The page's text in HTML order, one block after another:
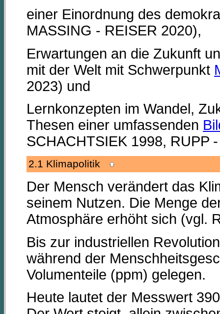
einer Einordnung des
MASSING - REISER 2020),
Erwartungen an die Zukunft
mit der Welt mit Schwerpunkt
2023) und
Lernkonzepten im Wandel,
Thesen einer umfassenden
SCHACHTSIEK 1998, RUPP
2.1 Klimapolitik
Der Mensch verändert das
seinem Nutzen. Die Menge
Atmosphäre erhöht sich (vgl.
Bis zur industriellen
während der
Volumenteile (ppm) gelegen.
Heute lautet der Messwert